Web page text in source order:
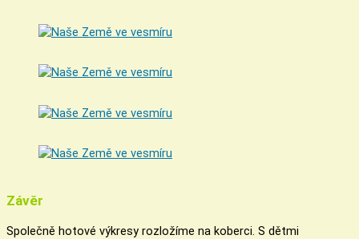
Závěr
Společně hotové výkresy rozložíme na koberci. S dětmi